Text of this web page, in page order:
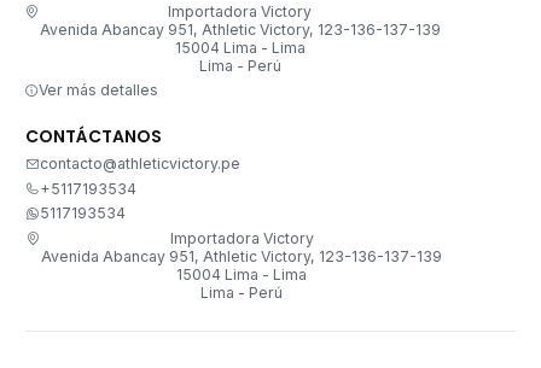
Importadora Victory
Avenida Abancay 951, Athletic Victory, 123-136-137-139
15004 Lima - Lima
Lima - Perú
Ver más detalles
CONTÁCTANOS
contacto@athleticvictory.pe
+5117193534
5117193534
Importadora Victory
Avenida Abancay 951, Athletic Victory, 123-136-137-139
15004 Lima - Lima
Lima - Perú